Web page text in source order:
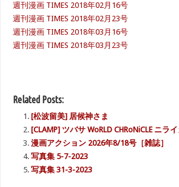
週刊漫画 TIMES 2018年02月16号
週刊漫画 TIMES 2018年02月23号
週刊漫画 TIMES 2018年03月16号
週刊漫画 TIMES 2018年03月23号
Related Posts:
[松波留美] 居候神さま
[CLAMP] ツバサ WoRLD CHRoNiCLE ニ
漫画アクション 2026年8/18号［雑誌］
写真集 5-7-2023
写真集 31-3-2023